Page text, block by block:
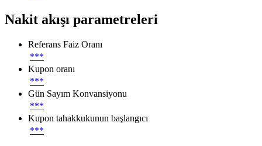
Nakit akışı parametreleri
Referans Faiz Oranı
***
Kupon oranı
***
Gün Sayım Konvansiyonu
***
Kupon tahakkukunun başlangıcı
***